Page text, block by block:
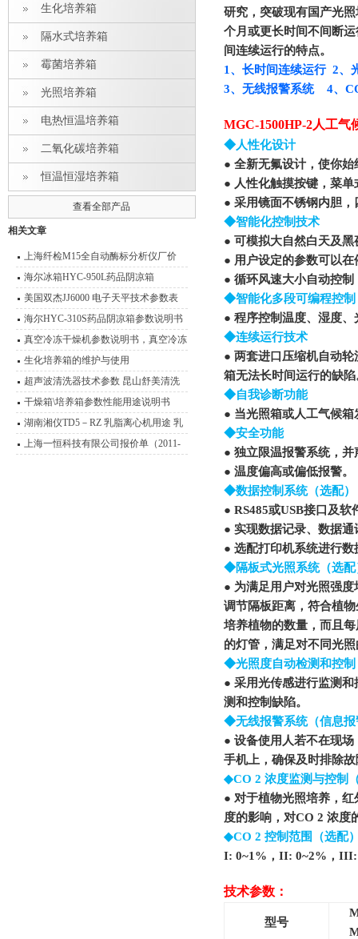
生化培养箱
隔水式培养箱
霉菌培养箱
光照培养箱
电热恒温培养箱
二氧化碳培养箱
恒温恒湿培养箱
查看全部产品
相关文章
上海纤检M15全自动酶标分析仪厂价
海尔冰箱HYC-950L药品阴凉箱
美国双杰JJ6000 电子天平技术参数表
分析天平
海尔HYC-310S药品阴凉箱参数说明书
真空冷冻干燥机参数说明书，真空冷冻
干燥箱
生化培养箱的维护与使用
超声波清洗器技术参数 昆山舒美清洗
器产品型号 报价
干燥箱\培养箱参数性能用途说明书
湖南湘仪TD5－RZ 乳脂离心机用途 乳
脂离心机技术参数
上海一恒科技有限公司报价单（2011-
研究，突破现有国产光
个月或更长时间不间断
间连续运行的特点。
1 、长时间连续运行 2、
3、无线报警系统 4、
MGC-1500HP-2人工气
◆人性化设计
● 全新无氟设计，使你
● 人性化触摸按键，菜
● 采用镜面不锈钢内胆
◆智能化控制技术
● 可模拟大自然白天及
● 用户设定的参数可以
● 循环风速大小自动控
◆智能化多段可编程控制
● 程序控制温度、湿度
◆连续运行技术
● 两套进口压缩机自动
箱无法长时间运行的缺陷
◆自我诊断功能
● 当光照箱或人工气候
◆安全功能
● 独立限温报警系统，
● 温度偏高或偏低报警。
◆数据控制系统（选配）
● RS485或USB接口及软
● 实现数据记录、数据
● 选配打印机系统进行
◆隔板式光照系统（选配
● 为满足用户对光照强
调节隔板距离，符合植
培养植物的数量，而且
的灯管，满足对不同光
◆光照度自动检测和控制
● 采用光传感进行监测
测和控制缺陷。
◆无线报警系统（信息报
● 设备使用人若不在现
手机上，确保及时排除
◆CO 2 浓度监测与控制
● 对于植物光照培养，
度的影响，对CO 2 浓度
◆CO 2 控制范围（选配
I: 0~1% ，II: 0~2%，
技术参数：
型号